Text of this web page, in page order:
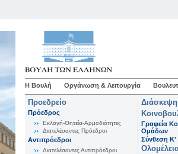
Η Βουλή Οργάνωση & Λειτουργία
Προεδρείο
Πρόεδρος
Εκλογή-Θητεία-Αρμοδιότητες
Διατελέσαντες Πρόεδροι
Αντιπρόεδροι
Διατελέσαντες Αντιπρόεδροι
Γραφεία
Ομάδων
Σύνθεση K'